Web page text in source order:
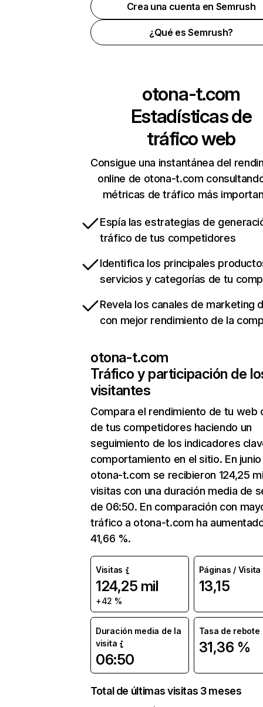
Crea una cuenta en Semrush
¿Qué es Semrush?
otona-t.com
Estadísticas de
tráfico web
Consigue una instantánea del
online de otona-t.com
métricas de tráfico más
Espía las estrategias de
tráfico de tus competidores
Identifica los principales
servicios y categorías de tu
Revela los canales de marketing
con mejor rendimiento de la
otona-t.com
Tráfico y participación de
visitantes
Compara el rendimiento de tu web
de tus competidores haciendo un
seguimiento de los indicadores
comportamiento en el sitio. En junio
otona-t.com se recibieron 124,25
visitas con una duración media de
de 06:50. En comparación con
tráfico a otona-t.com ha
41,66 %.
Visitas
124,25 mil
+42 %
Páginas / Visita
13,15
Duración media de la
visita
06:50
Tasa de rebote
31,36 %
Total de últimas visitas 3 meses